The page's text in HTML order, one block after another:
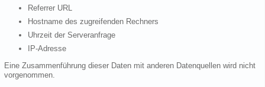
Referrer URL
Hostname des zugreifenden Rechners
Uhrzeit der Serveranfrage
IP-Adresse
Eine Zusammenführung dieser Daten mit anderen Datenquellen wird nicht
vorgenommen.